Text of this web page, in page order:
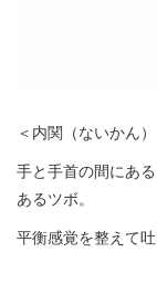
＜内関（ないかん）
手と手首の間にあ
あるツボ。
平衡感覚を整えて